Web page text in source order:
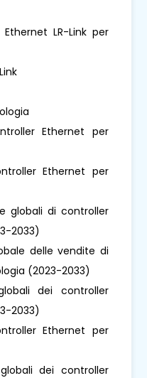
LR-Link per
Ethernet per
Ethernet per
globali di controller
2033)
delle vendite di
(2023-2033)
dei controller
2033)
Ethernet per
dei controller